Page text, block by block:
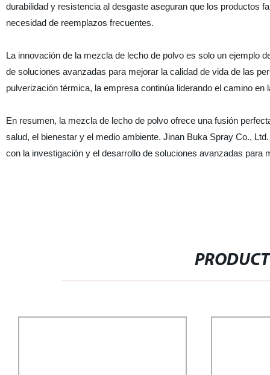
durabilidad y resistencia al desgaste aseguran que los productos
necesidad de reemplazos frecuentes.
La innovación de la mezcla de lecho de polvo es solo un ejemplo
de soluciones avanzadas para mejorar la calidad de vida de las
pulverización térmica, la empresa continúa liderando el camino
En resumen, la mezcla de lecho de polvo ofrece una fusión
salud, el bienestar y el medio ambiente. Jinan Buka Spray Co.,
con la investigación y el desarrollo de soluciones avanzadas para